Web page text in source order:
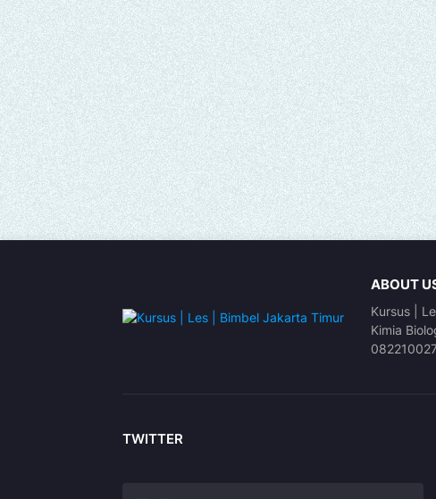
ABOUT
Kursus |
Kimia
TWITTER